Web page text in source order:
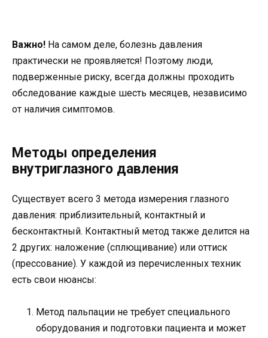
Важно! На самом деле, болезнь давления
практически не проявляется! Поэтому люди,
подверженные риску, всегда должны проходить
обследование каждые шесть месяцев, независимо
от наличия симптомов.
Методы определения
внутриглазного давления
Существует всего 3 метода измерения глазного
давления: приблизительный, контактный и
бесконтактный. Контактный метод также делится на
2 других: наложение (сплющивание) или оттиск
(прессование). У каждой из перечисленных техник
есть свои нюансы:
Метод пальпации не требует специального
оборудования и подготовки пациента и может